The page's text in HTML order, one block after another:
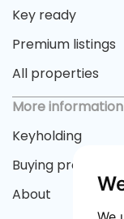
Key ready
Premium listings
All properties
More information
Keyholding
Buying process
About